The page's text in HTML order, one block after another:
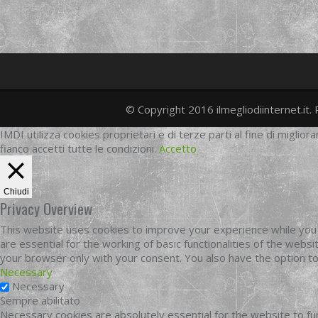
© Copyright 2016 ilmegliodiinternet.it.
IMDI utilizza cookies proprietari e di terze parti al fine di
fianco accetti tutte le condizioni. Accetto
Chiudi
Privacy Overview
This website uses cookies to improve your experience while
are essential for the working of basic functionalities of the
your browser only with your consent. You also have the option
Necessary
Necessary
Sempre abilitato
Necessary cookies are absolutely essential for the website to